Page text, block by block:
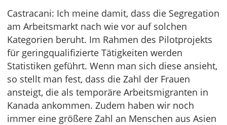
Castracani: Ich meine damit, dass die Segregation
am Arbeitsmarkt nach wie vor auf solchen
Kategorien beruht. Im Rahmen des Pilotprojekts
für geringqualifizierte Tätigkeiten werden
Statistiken geführt. Wenn man sich diese ansieht,
so stellt man fest, dass die Zahl der Frauen
ansteigt, die als temporäre Arbeitsmigranten in
Kanada ankommen. Zudem haben wir noch
immer eine größere Zahl an Menschen aus Asien